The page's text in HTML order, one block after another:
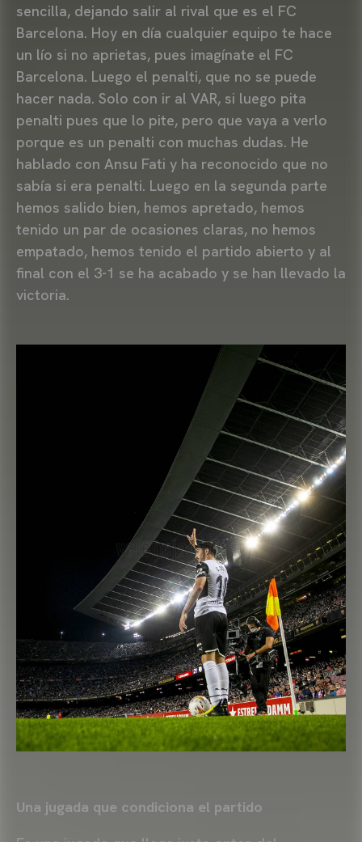
sencilla, dejando salir al rival que es el FC
Barcelona. Hoy en día cualquier equipo te hace
un lío si no aprietas, pues imagínate el FC
Barcelona. Luego el penalti, que no se puede
hacer nada. Solo con ir al VAR, si luego pita
penalti pues que lo pite, pero que vaya a verlo
porque es un penalti con muchas dudas. He
hablado con Ansu Fati y ha reconocido que no
sabía si era penalti. Luego en la segunda parte
hemos salido bien, hemos apretado, hemos
tenido un par de ocasiones claras, no hemos
empatado, hemos tenido el partido abierto y al
final con el 3-1 se ha acabado y se han llevado la
victoria.
Una jugada que condiciona el partido